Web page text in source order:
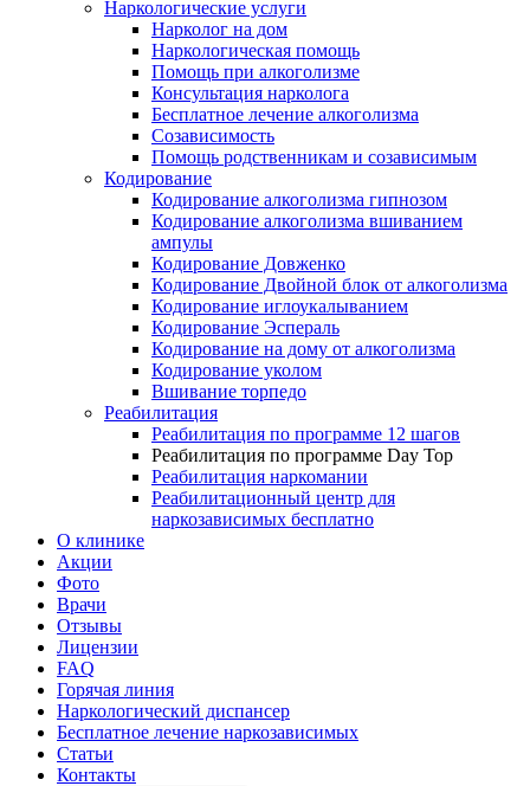
Наркологические услуги
Нарколог на дом
Наркологическая помощь
Помощь при алкоголизме
Консультация нарколога
Бесплатное лечение алкоголизма
Созависимость
Помощь родственникам и созависимым
Кодирование
Кодирование алкоголизма гипнозом
Кодирование алкоголизма вшиванием
ампулы
Кодирование Довженко
Кодирование Двойной блок от алкоголизма
Кодирование иглоукалыванием
Кодирование Эспераль
Кодирование на дому от алкоголизма
Кодирование уколом
Вшивание торпедо
Реабилитация
Реабилитация по программе 12 шагов
Реабилитация по программе Day Top
Реабилитация наркомании
Реабилитационный центр для
наркозависимых бесплатно
О клинике
Акции
Фото
Врачи
Отзывы
Лицензии
FAQ
Горячая линия
Наркологический диспансер
Бесплатное лечение наркозависимых
Статьи
Контакты